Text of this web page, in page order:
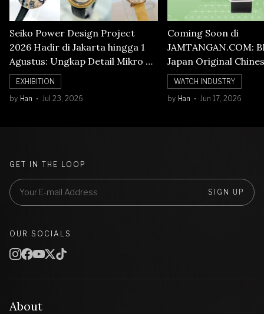
Seiko Power Design Project
2026 Hadir di Jakarta hingga 1
Agustus: Ungkap Detail Mikro di
Balik Seni Watchmaking
EXHIBITION
by Han Jul 23, 2026
Coming Soon di
JAMTANGAN.COM:
Japan Original
Numerals Watch
WATCH INDUSTRY
by Han Jun 17, 2026
About
GET IN THE LOOP
SIGN UP
OUR SOCIALS